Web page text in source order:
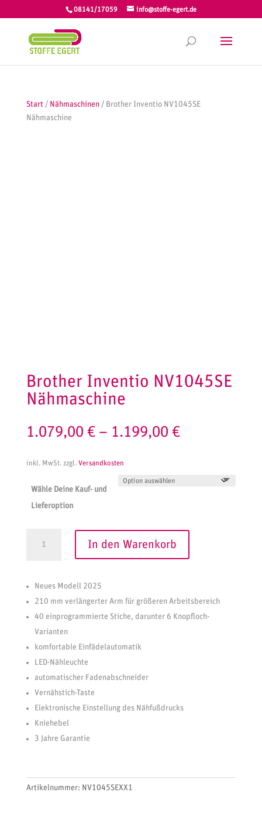
08141/17059 info@stoffe-egert.de
Start / Nähmaschinen/ Brother Inventio NV1045SE
Nähmaschine
Brother Inventio NV1045SE
Nähmaschine
1.079,00 €– 1.199,00 €
inkl. MwSt. zzgl. Versandkosten
Wähle Deine Kauf- und
Lieferoption
Inventio
Menge
In den Warenkorb
r
a
t
i
Neues Modell 2025
210 mm verlängerter Arm für größeren Arbeitsbereich
40 einprogrammierte Stiche, darunter 6 Knopfloch-
Varianten
komfortable Einfädelautomatik
LED-Nähleuchte
automatischer Fadenabschneider
Vernähstich-Taste
Elektronische Einstellung des Nähfußdrucks
Kniehebel
3 Jahre Garantie
Artikelnummer: NV1045SEXX1